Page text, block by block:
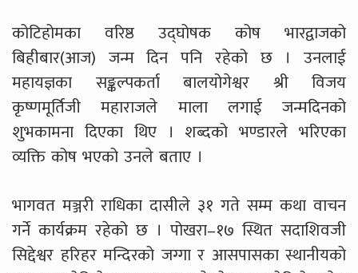
कोटिहोमका वरिष्ठ उद्घोषक कोष भारद्वाजको
बिहीबार(आज) जन्म दिन पनि रहेको छ । उनलाई
महायज्ञका सङ्कल्पकर्ता बालयोगेश्वर श्री विजय
कृष्णमूर्तिजी महाराजले माला लगाई जन्मदिनको
शुभकामना दिएका थिए । शब्दको भण्डारले भरिएका
व्यक्ति कोष भएको उनले बताए ।
भागवत मञ्जरी राधिका दासीले ३१ गते सम्म कथा वाचन
गर्ने कार्यक्रम रहेको छ । पोखरा–१७ स्थित सदाशिवजी
सिद्देश्वर हरिहर मन्दिरको जग्गा र आसपासका स्थानीयको